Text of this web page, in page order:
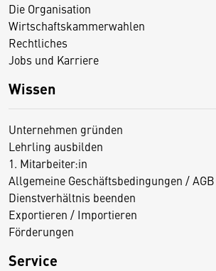
Die Organisation
Wirtschaftskammerwahlen
Rechtliches
Jobs und Karriere
Wissen
Unternehmen gründen
Lehrling ausbilden
1. Mitarbeiter:in
Allgemeine Geschäftsbedingungen / AGB
Dienstverhältnis beenden
Exportieren / Importieren
Förderungen
Service